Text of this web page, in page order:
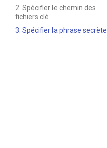
2. Spécifier le chemin des
fichiers clé
3. Spécifier la phrase secrète